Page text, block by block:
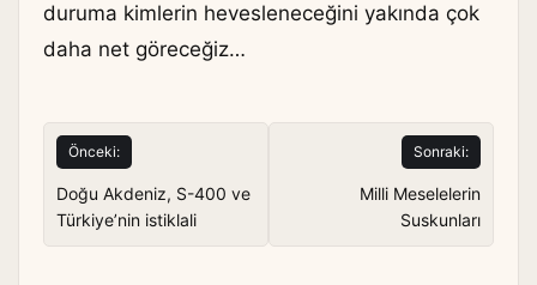
duruma kimlerin hevesleneceğini yakında çok
daha net göreceğiz…
Yazı
gezinmesi
Önceki:
Doğu Akdeniz, S-400 ve
Türkiye’nin istiklali
Sonraki:
Milli Meselelerin
Suskunları